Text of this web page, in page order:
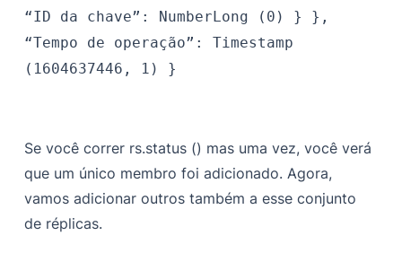
“ID da chave”: NumberLong (0)
}
},
“Tempo de operação”: Timestamp
(1604637446, 1)
}
Se você correr rs.status () mas uma vez, você verá
que um único membro foi adicionado. Agora,
vamos adicionar outros também a esse conjunto
de réplicas.